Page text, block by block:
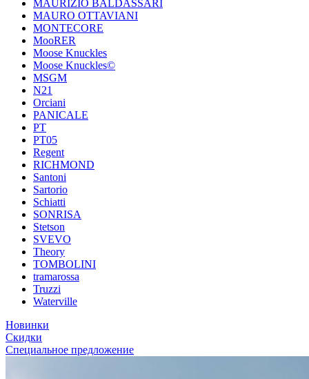
MAURIZIO BALDASSARI
MAURO OTTAVIANI
MONTECORE
MooRER
Moose Knuckles
Moose Knuckles©️
MSGM
N21
Orciani
PANICALE
PT
PT05
Regent
RICHMOND
Santoni
Sartorio
Schiatti
SONRISA
Stetson
SVEVO
Theory
TOMBOLINI
tramarossa
Truzzi
Waterville
Новинки
Скидки
Специальное предложение